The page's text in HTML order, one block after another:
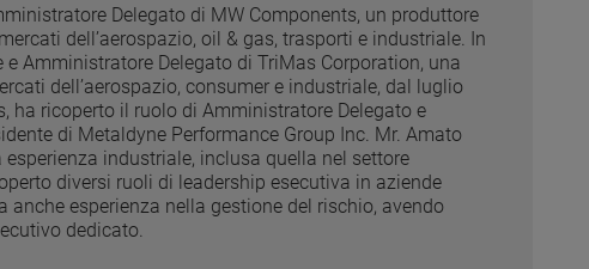
Delegato di MW Components, un produttore
dell’aerospazio, oil & gas, trasporti e industriale. In
Amministratore Delegato di TriMas Corporation, una
dell’aerospazio, consumer e industriale, dal luglio
ha ricoperto il ruolo di Amministratore Delegato e
di Metaldyne Performance Group Inc. Mr. Amato
industriale, inclusa quella nel settore
diversi ruoli di leadership esecutiva in aziende
esperienza nella gestione del rischio, avendo
dedicato.